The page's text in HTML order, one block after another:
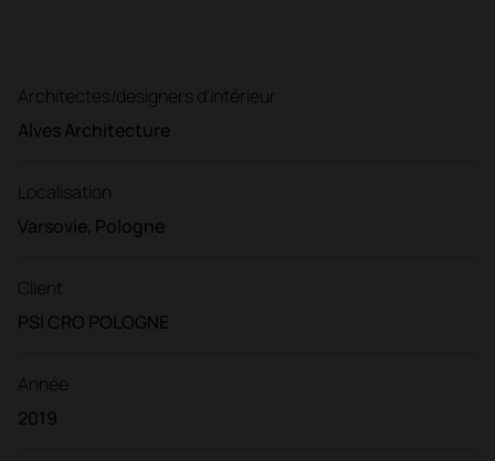
Architectes/designers d'intérieur
Alves Architecture
Localisation
Varsovie, Pologne
Client
PSI CRO POLOGNE
Année
2019